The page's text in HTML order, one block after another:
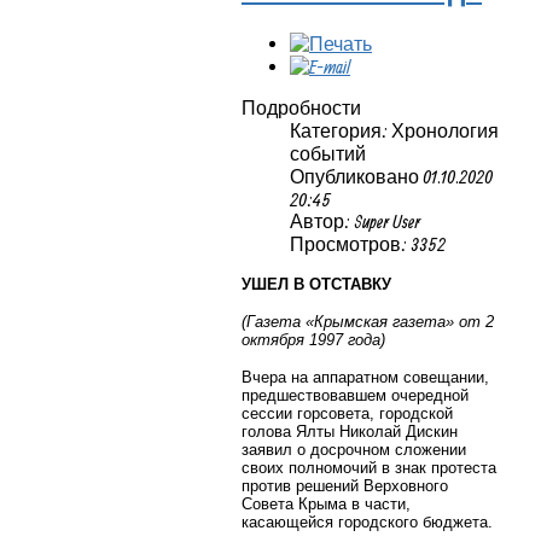
Подробности
Категория: Хронология
событий
Опубликовано 01.10.2020
20:45
Автор: Super User
Просмотров: 3352
УШЕЛ В ОТСТАВКУ
(Газета «Крымская газета» от 2
октября 1997 года)
Вчера на аппаратном совещании,
предшествовавшем очередной
сессии горсовета, городской
голова Ялты Николай Дискин
заявил о досрочном сложении
своих полномочий в знак протеста
против решений Верховного
Совета Крыма в части,
касающейся городского бюджета.